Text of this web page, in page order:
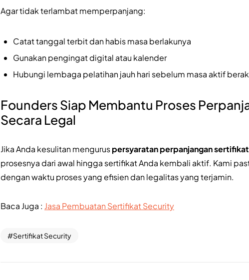
Agar tidak terlambat memperpanjang:
Catat tanggal terbit dan habis masa berlakunya
Gunakan pengingat digital atau kalender
Hubungi lembaga pelatihan jauh hari sebelum masa aktif
Founders Siap Membantu Proses
Secara Legal
Jika Anda kesulitan menguruspersyaratan perpanjangan
prosesnya dari awal hingga sertifikat Anda kembali aktif. Kami
dengan waktu proses yang efisien dan legalitas yang terjamin.
Baca Juga : Jasa Pembuatan Sertifikat Security
Sertifikat Security